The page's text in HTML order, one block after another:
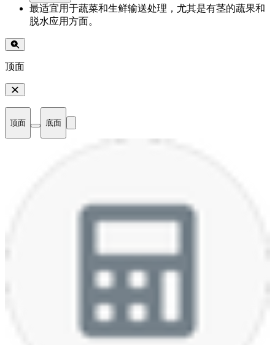
最适宜用于蔬菜和生鲜输送处理，尤其是有茎的蔬果和
脱水应用方面。
顶面
顶面 底面